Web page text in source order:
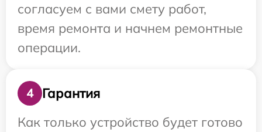
согласуем с вами смету работ,
время ремонта и начнем ремонтные
операции.
4
Гарантия
Как только устройство будет готово